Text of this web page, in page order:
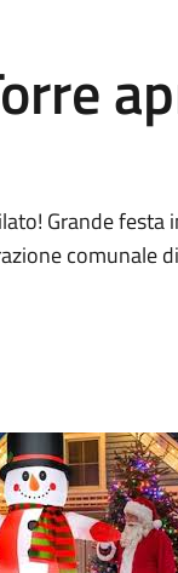
Grande festa
comunale